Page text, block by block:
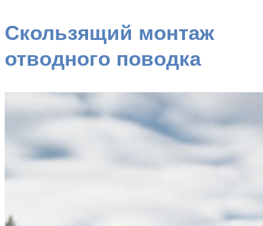
Скользящий монтаж
отводного поводка